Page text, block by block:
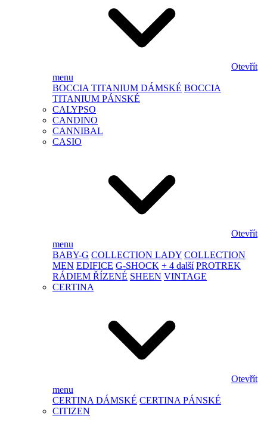
Otevřít
menu
BOCCIA TITANIUM DÁMSKÉ BOCCIA
TITANIUM PÁNSKÉ
CALYPSO
CANDINO
CANNIBAL
CASIO
Otevřít
menu
BABY-G COLLECTION LADY COLLECTION
MEN EDIFICE G-SHOCK + 4 další PROTREK
RÁDIEM ŘÍZENÉ SHEEN VINTAGE
CERTINA
Otevřít
menu
CERTINA DÁMSKÉ CERTINA PÁNSKÉ
CITIZEN